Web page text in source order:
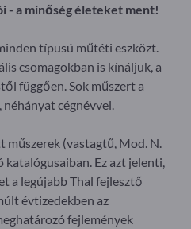
- a minőség életeket ment!
típusú műtéti eszközt.
csomagokban is kínáljuk, a
függően. Sok műszert a
cégnévvel.
(vastagtű, Mod. N.
Ez azt jelenti,
a legújabb Thal fejlesztő
évtizedekben az
fejlemények